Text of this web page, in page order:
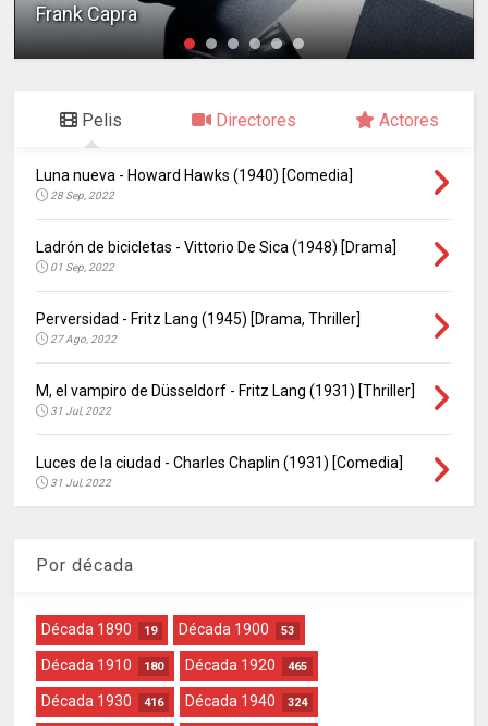
Frank Capra
Pelis Directores Actores
Luna nueva - Howard Hawks (1940) [Comedia]
28 Sep, 2022
Ladrón de bicicletas - Vittorio De Sica (1948) [Drama]
01 Sep, 2022
Perversidad - Fritz Lang (1945) [Drama, Thriller]
27 Ago, 2022
M, el vampiro de Düsseldorf - Fritz Lang (1931) [Thriller]
31 Jul, 2022
Luces de la ciudad - Charles Chaplin (1931) [Comedia]
31 Jul, 2022
Por década
Década 1890 19 Década 1900 53
Década 1910 180 Década 1920 465
Década 1930 416 Década 1940 324